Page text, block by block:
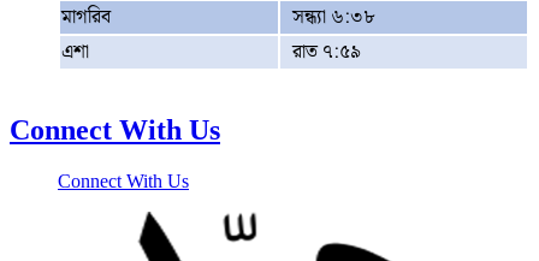
মাগরিব
সন্ধ্যা ৬:৩৮
এশা
রাত ৭:৫৯
Connect With Us
Connect With Us